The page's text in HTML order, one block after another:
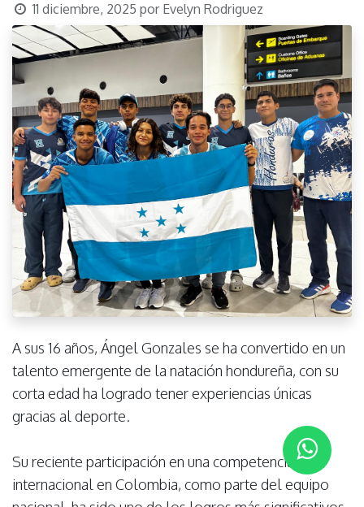
11 diciembre, 2025 por Evelyn Rodriguez
A sus 16 años, Ángel Gonzales se ha convertido en un
talento emergente de la natación hondureña, con su
corta edad ha logrado tener experiencias únicas
gracias al deporte.
Su reciente participación en una competencia
internacional en Colombia, como parte del equipo